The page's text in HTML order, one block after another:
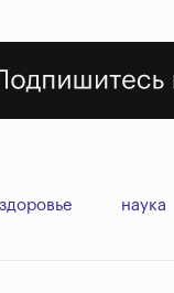
здоровье наука